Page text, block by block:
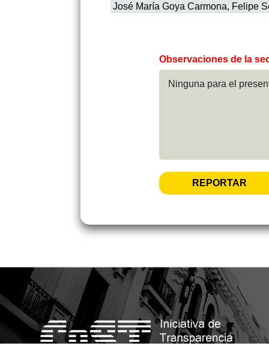
José María Goya Carmona, Felipe
Observaciones de la
Ninguna para el
REPORTAR